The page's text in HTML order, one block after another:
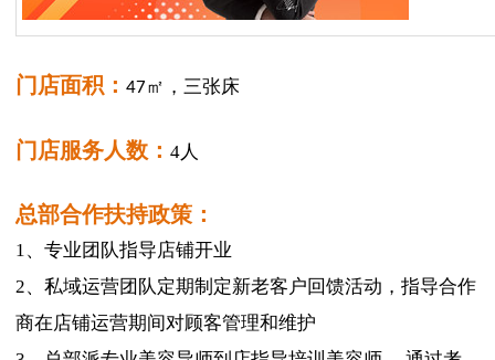
门店面积： 47㎡，三张床
门店服务人数： 4人
总部合作扶持政策：
1、专业团队指导店铺开业
2、私域运营团队定期制定新老客户回馈活动，指导合作
商在店铺运营期间对顾客管理和维护